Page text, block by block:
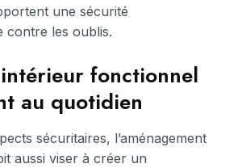
une sécurité
contre les oublis.
fonctionnel
au quotidien
sécuritaires, l’aménagement
aussi viser à créer un